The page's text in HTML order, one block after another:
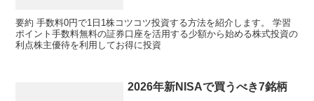
要約 手数料0円で1日1株コツコツ投資する方法を紹介します。 学習
ポイント手数料無料の証券口座を活用する少額から始める株式投資の
利点株主優待を利用してお得に投資
2026年新NISAで買うべき7銘柄